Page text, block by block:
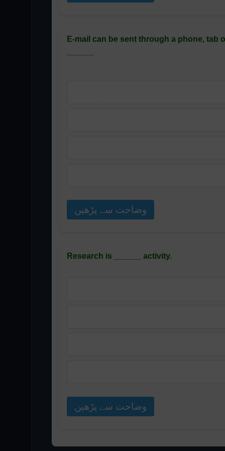
E-mail can be sent through a phone, tab
وضاحت سے پڑھیں
Research is ______ activity.
وضاحت سے پڑھیں